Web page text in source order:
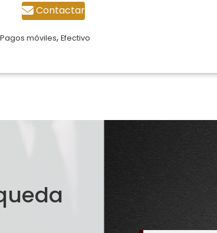
Contactar
Pagos móviles, Efectivo